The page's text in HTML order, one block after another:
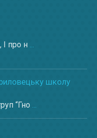
І про н ...
школу
“Гно ...